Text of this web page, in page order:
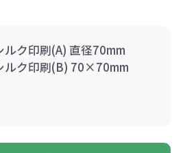
ルク印刷(A) 直径70mm
ルク印刷(B) 70×70mm